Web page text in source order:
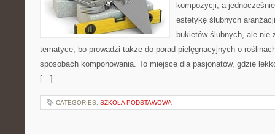
kompozycji, a
estetykę ślubnych
bukietów ślubnych, ale nie
tematyce, bo prowadzi także do porad pielęgnacyjnych o
sposobach komponowania. To miejsce dla pasjonatów, gdzie
[…]
CATEGORIES: SZKOŁA PODSTAWOWA